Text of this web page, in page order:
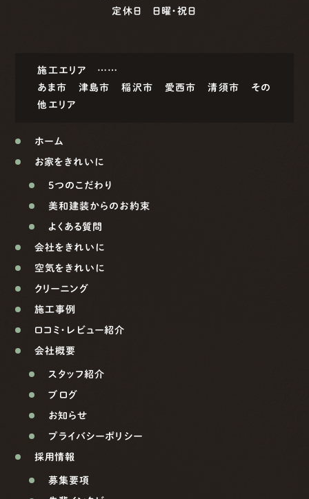
定休日 日曜・祝日
施工エリア ……
あま市
津島市 稲沢市 愛西市 清須市
その
他エリア
ホーム
お家をきれいに
5つのこだわり
美和建装からのお約束
よくある質問
会社をきれいに
空気をきれいに
クリーニング
施工事例
口コミ・レビュー紹介
会社概要
スタッフ紹介
ブログ
お知らせ
プライバシーポリシー
採用情報
募集要項